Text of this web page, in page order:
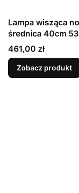
Lampa wisząca
średnica 40cm
Cena
461,00 zł
Zobacz produkt